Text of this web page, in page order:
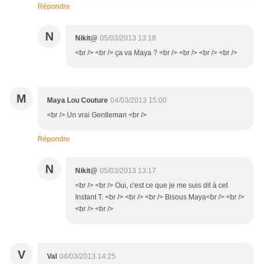
Répondre
N Nikit@ 05/03/2013 13:18
<br /> <br /> ça va Maya ? <br /> <br /> <br /> <br />
M Maya Lou Couture 04/03/2013 15:00
<br /> Un vrai Gentleman <br />
Répondre
N Nikit@ 05/03/2013 13:17
<br /> <br /> Oui, c'est ce que je me suis dit à cet
Instant T. <br /> <br /> <br /> Bisous Maya<br /> <br />
<br /> <br />
V Val 04/03/2013 14:25